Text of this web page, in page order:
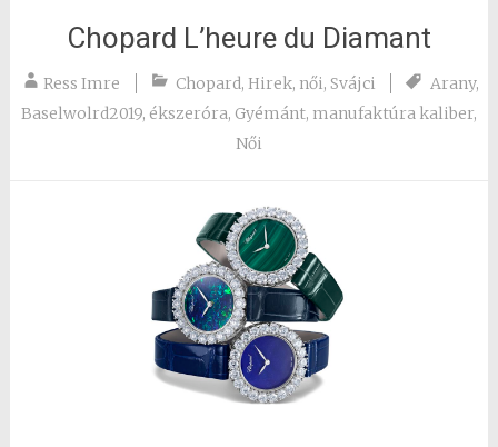
Chopard L’heure du Diamant
Ress Imre Chopard, Hirek, női, Svájci Arany,
Baselwolrd2019, ékszeróra, Gyémánt, manufaktúra kaliber,
Női